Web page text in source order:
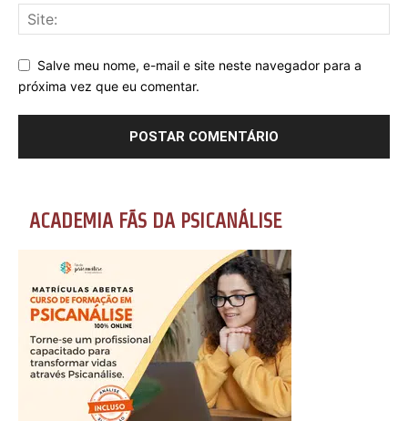
Salve meu nome, e-mail e site neste navegador para a
próxima vez que eu comentar.
ACADEMIA FÃS DA PSICANÁLISE